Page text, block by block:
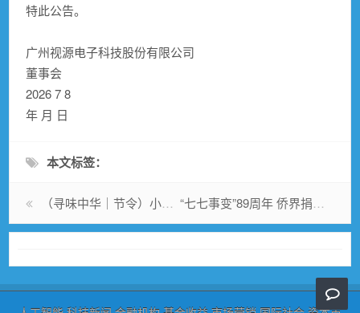
特此公告。
广州视源电子科技股份有限公司
董事会
2026 7 8
年 月 日
本文标签：
（寻味中华｜节令）小暑食新早 人间烟火长 “七七事变”89周年 侨界捐《日露清韩明细图》揭侵略野心